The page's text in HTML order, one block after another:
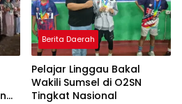
Berita Daerah
Pelajar Linggau Bakal
Wakili Sumsel di O2SN
Tingkat Nasional